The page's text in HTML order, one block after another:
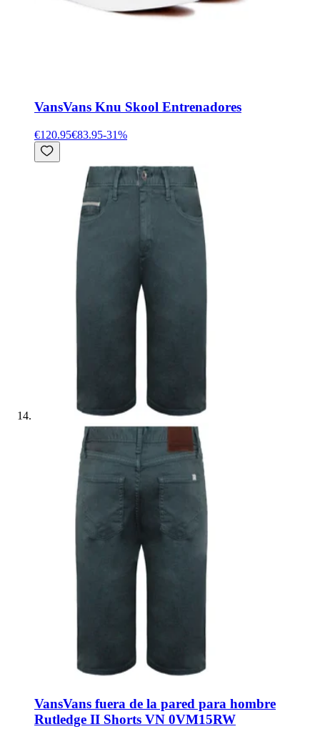
VansVans Knu Skool Entrenadores
€120.95€83.95-31%
VansVans fuera de la pared para hombre
Rutledge II Shorts VN 0VM15RW